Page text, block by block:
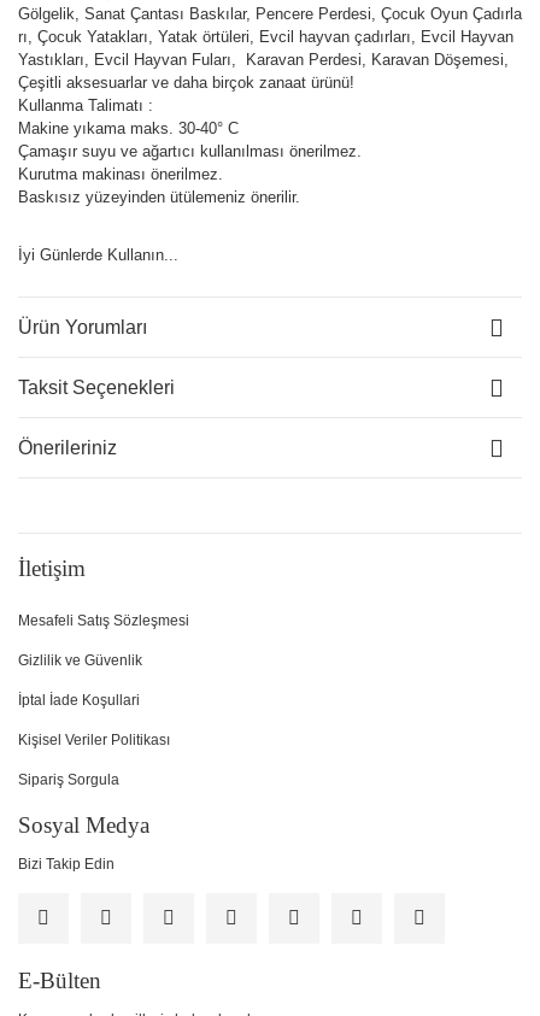
Gölgelik, Sanat Çantası Baskılar, Pencere Perdesi, Çocuk Oyun Çadırla
rı, Çocuk Yatakları, Yatak örtüleri, Evcil hayvan çadırları, Evcil Hayvan
Yastıkları, Evcil Hayvan Fuları, Karavan Perdesi, Karavan Döşemesi,
Çeşitli aksesuarlar ve daha birçok zanaat ürünü!
Kullanma Talimatı :
Makine yıkama maks. 30-40° C
Çamaşır suyu ve ağartıcı kullanılması önerilmez.
Kurutma makinası önerilmez.
Baskısız yüzeyinden ütülemeniz önerilir.
İyi Günlerde Kullanın...
Ürün Yorumları
Taksit Seçenekleri
Önerileriniz
İletişim
Mesafeli Satış Sözleşmesi
Gizlilik ve Güvenlik
İptal İade Koşullari
Kişisel Veriler Politikası
Sipariş Sorgula
Sosyal Medya
Bizi Takip Edin
E-Bülten